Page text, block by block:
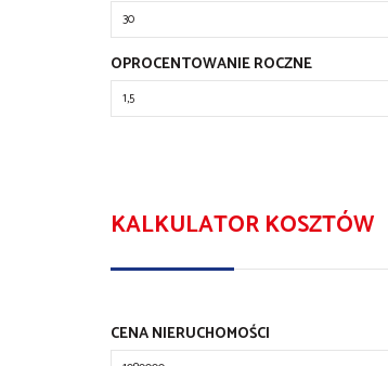
OPROCENTOWANIE ROCZNE
KALKULATOR KOSZTÓW
CENA NIERUCHOMOŚCI